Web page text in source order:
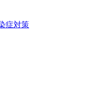
症対策